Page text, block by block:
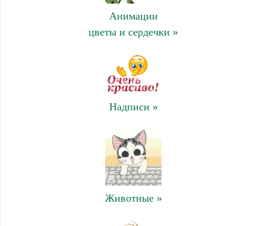
Анимации
цветы и сердечки »
Надписи »
Животные »